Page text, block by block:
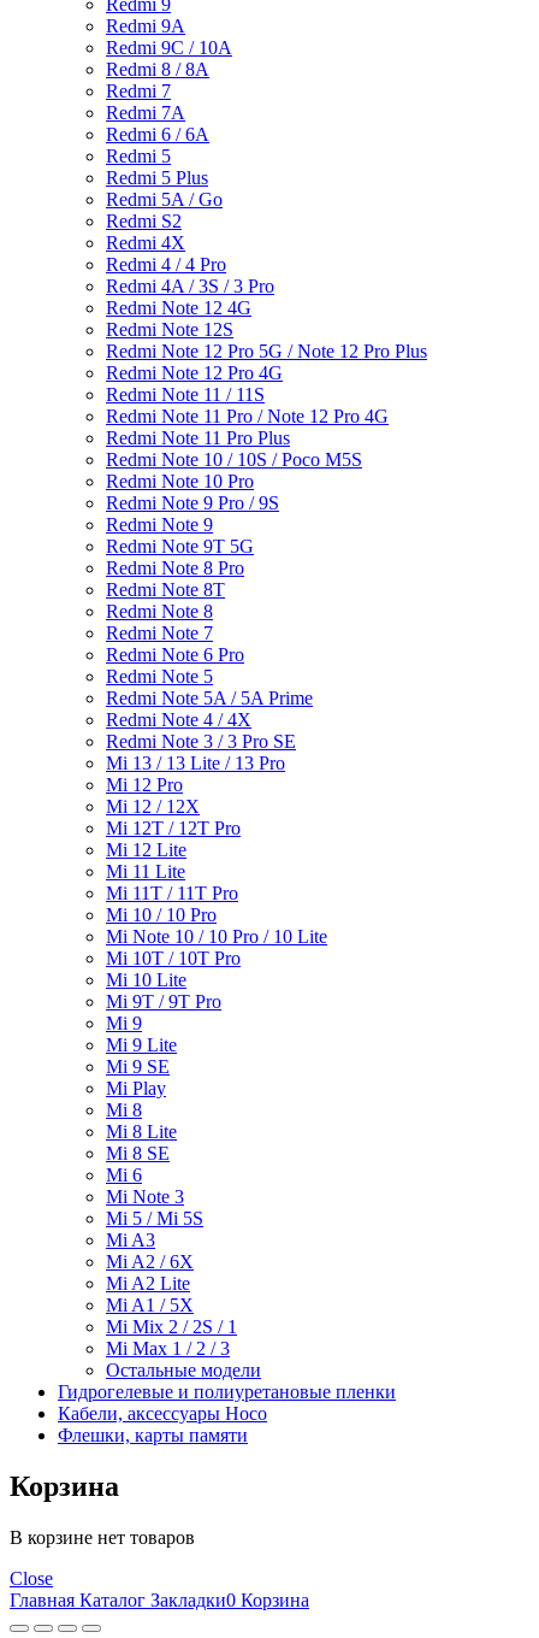
Redmi 9A
Redmi 9C / 10A
Redmi 8 / 8A
Redmi 7
Redmi 7A
Redmi 6 / 6A
Redmi 5
Redmi 5 Plus
Redmi 5A / Go
Redmi S2
Redmi 4X
Redmi 4 / 4 Pro
Redmi 4A / 3S / 3 Pro
Redmi Note 12 4G
Redmi Note 12S
Redmi Note 12 Pro 5G / Note 12 Pro Plus
Redmi Note 12 Pro 4G
Redmi Note 11 / 11S
Redmi Note 11 Pro / Note 12 Pro 4G
Redmi Note 11 Pro Plus
Redmi Note 10 / 10S / Poco M5S
Redmi Note 10 Pro
Redmi Note 9 Pro / 9S
Redmi Note 9
Redmi Note 9T 5G
Redmi Note 8 Pro
Redmi Note 8T
Redmi Note 8
Redmi Note 7
Redmi Note 6 Pro
Redmi Note 5
Redmi Note 5A / 5A Prime
Redmi Note 4 / 4X
Redmi Note 3 / 3 Pro SE
Mi 13 / 13 Lite / 13 Pro
Mi 12 Pro
Mi 12 / 12X
Mi 12T / 12T Pro
Mi 12 Lite
Mi 11 Lite
Mi 11T / 11T Pro
Mi 10 / 10 Pro
Mi Note 10 / 10 Pro / 10 Lite
Mi 10T / 10T Pro
Mi 10 Lite
Mi 9T / 9T Pro
Mi 9
Mi 9 Lite
Mi 9 SE
Mi Play
Mi 8
Mi 8 Lite
Mi 8 SE
Mi 6
Mi Note 3
Mi 5 / Mi 5S
Mi A3
Mi A2 / 6X
Mi A2 Lite
Mi A1 / 5X
Mi Mix 2 / 2S / 1
Mi Max 1 / 2 / 3
Остальные модели
Гидрогелевые и полиуретановые пленки
Кабели, аксессуары Hoco
Флешки, карты памяти
Корзина
В корзине нет товаров
Close
Главная Каталог Закладки0 Корзина